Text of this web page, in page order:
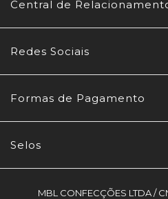
Central de
Redes Sociais
Formas de Pagamento
Selos
MBL CONFECÇÕES LTDA /